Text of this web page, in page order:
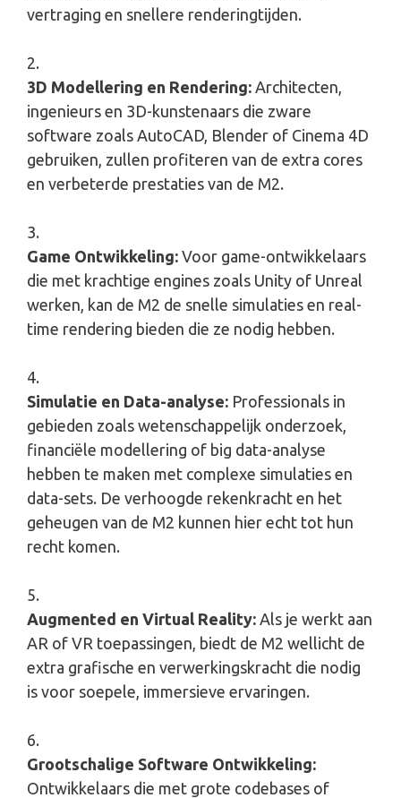
vertraging en snellere renderingtijden.
3D Modellering en Rendering: Architecten,
ingenieurs en 3D-kunstenaars die zware
software zoals AutoCAD, Blender of Cinema 4D
gebruiken, zullen profiteren van de extra cores
en verbeterde prestaties van de M2.
Game Ontwikkeling: Voor game-ontwikkelaars
die met krachtige engines zoals Unity of Unreal
werken, kan de M2 de snelle simulaties en real-
time rendering bieden die ze nodig hebben.
Simulatie en Data-analyse: Professionals in
gebieden zoals wetenschappelijk onderzoek,
financiële modellering of big data-analyse
hebben te maken met complexe simulaties en
data-sets. De verhoogde rekenkracht en het
geheugen van de M2 kunnen hier echt tot hun
recht komen.
Augmented en Virtual Reality: Als je werkt aan
AR of VR toepassingen, biedt de M2 wellicht de
extra grafische en verwerkingskracht die nodig
is voor soepele, immersieve ervaringen.
Grootschalige Software Ontwikkeling:
Ontwikkelaars die met grote codebases of